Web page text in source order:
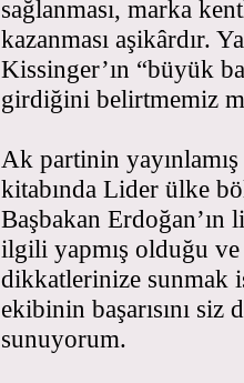
sağlanması, marka
kazanması aşikârdır.
Kissinger’ın “büyük
girdiğini belirtmemiz
Ak partinin
kitabında Lider ülke
Başbakan
ilgili yapmış olduğu ve
dikkatlerinize sunmak
ekibinin başarısını siz
sunuyorum.